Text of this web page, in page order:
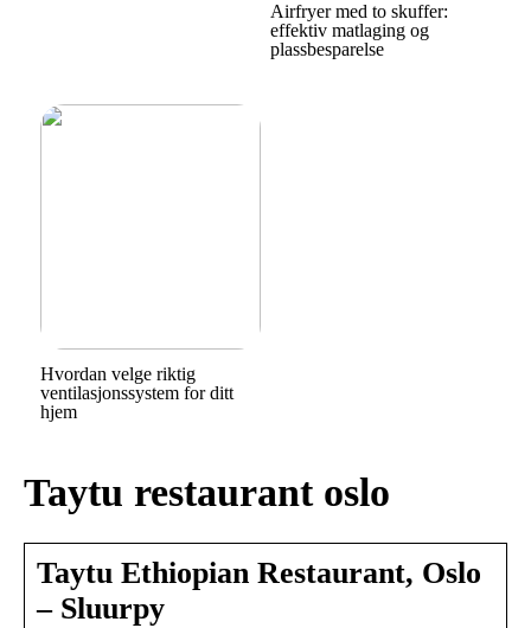
Airfryer med to skuffer:
effektiv matlaging og
plassbesparelse
Hvordan velge riktig
ventilasjonssystem for ditt
hjem
Taytu restaurant oslo
Taytu Ethiopian Restaurant, Oslo
– Sluurpy